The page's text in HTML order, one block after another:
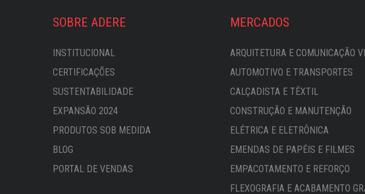
SOBRE ADERE
INSTITUCIONAL
CERTIFICAÇÕES
SUSTENTABILIDADE
EXPANSÃO 2024
PRODUTOS SOB MEDIDA
BLOG
PORTAL DE VENDAS
MERCADOS
ARQUITETURA E COMUNICAÇÃO
AUTOMOTIVO E TRANSPORTES
CALÇADISTA E TÊXTIL
CONSTRUÇÃO E MANUTENÇÃO
ELÉTRICA E ELETRÔNICA
EMENDAS DE PAPÉIS E FILMES
EMPACOTAMENTO E REFORÇO
FLEXOGRAFIA E ACABAMENTO